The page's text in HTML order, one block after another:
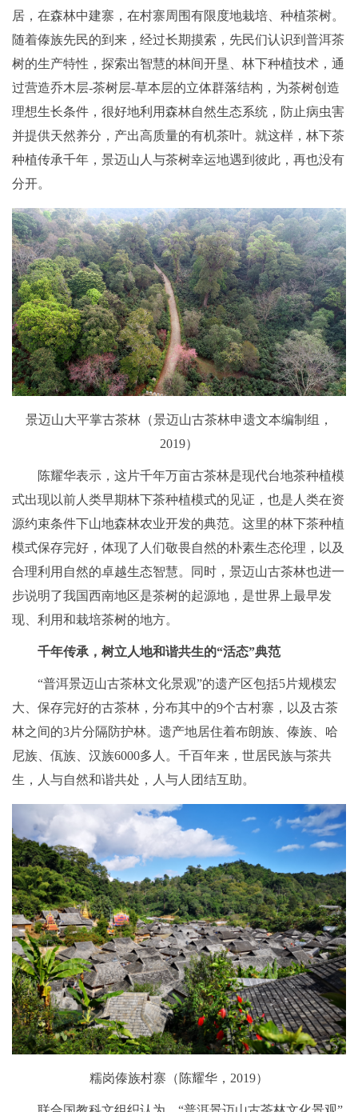
居，在森林中建寨，在村寨周围有限度地栽培、种植茶树。
随着傣族先民的到来，经过长期摸索，先民们认识到普洱茶
树的生产特性，探索出智慧的林间开垦、林下种植技术，通
过营造乔木层-茶树层-草本层的立体群落结构，为茶树创造
理想生长条件，很好地利用森林自然生态系统，防止病虫害
并提供天然养分，产出高质量的有机茶叶。就这样，林下茶
种植传承千年，景迈山人与茶树幸运地遇到彼此，再也没有
分开。
景迈山大平掌古茶林（景迈山古茶林申遗文本编制组，
2019）
陈耀华表示，这片千年万亩古茶林是现代台地茶种植模
式出现以前人类早期林下茶种植模式的见证，也是人类在资
源约束条件下山地森林农业开发的典范。这里的林下茶种植
模式保存完好，体现了人们敬畏自然的朴素生态伦理，以及
合理利用自然的卓越生态智慧。同时，景迈山古茶林也进一
步说明了我国西南地区是茶树的起源地，是世界上最早发
现、利用和栽培茶树的地方。
千年传承，树立人地和谐共生的“活态”典范
“普洱景迈山古茶林文化景观”的遗产区包括5片规模宏
大、保存完好的古茶林，分布其中的9个古村寨，以及古茶
林之间的3片分隔防护林。遗产地居住着布朗族、傣族、哈
尼族、佤族、汉族6000多人。千百年来，世居民族与茶共
生，人与自然和谐共处，人与人团结互助。
糯岗傣族村寨（陈耀华，2019）